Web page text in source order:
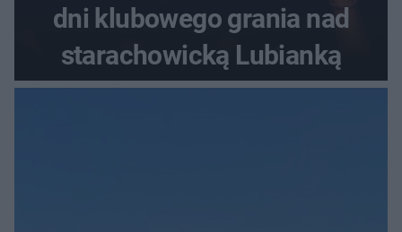
dni klubowego grania nad
starachowicką Lubianką